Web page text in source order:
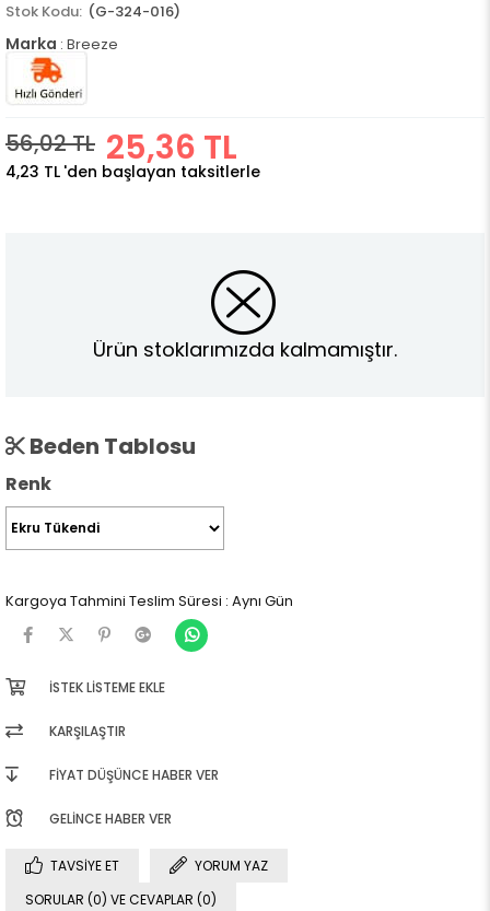
(G-324-016)
Marka : Breeze
56,02 TL 25,36 TL
4,23 TL 'den başlayan taksitlerle
Ürün stoklarımızda kalmamıştır.
Beden Tablosu
Renk
Kargoya Tahmini Teslim Süresi : Aynı Gün
İSTEK LISTEME EKLE
KARŞILAŞTIR
FIYAT DÜŞÜNCE HABER VER
GELINCE HABER VER
TAVSIYE ET
YORUM YAZ
SORULAR (0) VE CEVAPLAR (0)